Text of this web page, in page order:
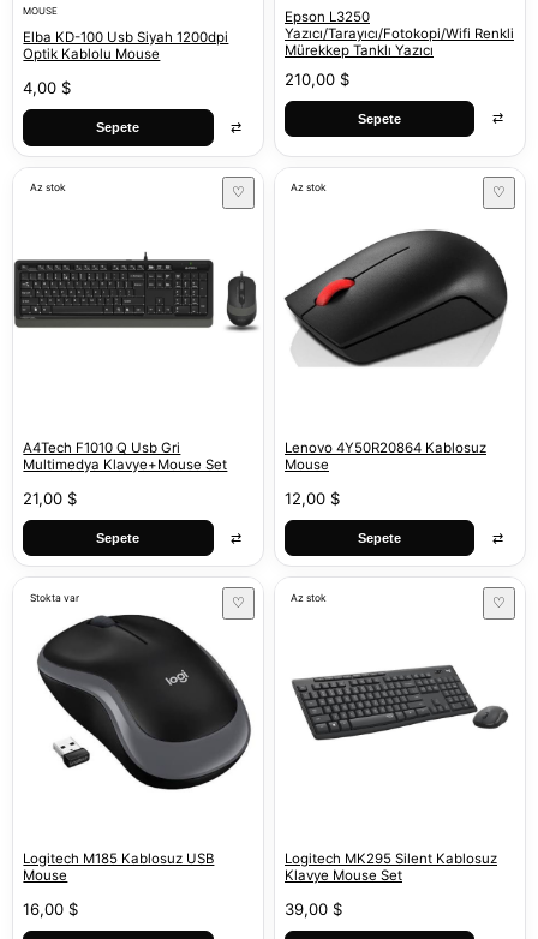
MOUSE
Elba KD-100 Usb Siyah 1200dpi
Optik Kablolu Mouse
4,00 $
Sepete ⇄
Epson L3250
Yazıcı/Tarayıcı/Fotokopi/Wifi Renkli
Mürekkep Tanklı Yazıcı
210,00 $
Sepete ⇄
Az stok ♡
A4Tech F1010 Q Usb Gri
Multimedya Klavye+Mouse Set
21,00 $
Sepete ⇄
Az stok ♡
Lenovo 4Y50R20864 Kablosuz
Mouse
12,00 $
Sepete ⇄
Stokta var ♡
Logitech M185 Kablosuz USB
Mouse
16,00 $
Az stok ♡
Logitech MK295 Silent Kablosuz
Klavye Mouse Set
39,00 $